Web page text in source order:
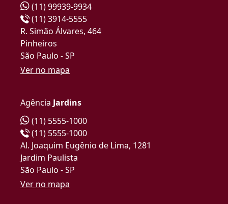
(11) 99939-9934
(11) 3914-5555
R. Simão Álvares, 464
Pinheiros
São Paulo - SP
Ver no mapa
Agência Jardins
(11) 5555-1000
(11) 5555-1000
Al. Joaquim Eugênio de Lima, 1281
Jardim Paulista
São Paulo - SP
Ver no mapa